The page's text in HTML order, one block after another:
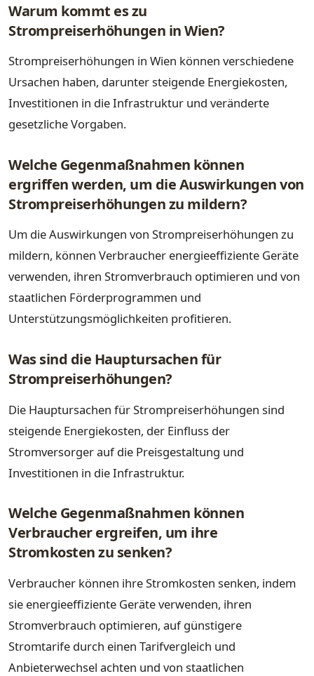
Warum kommt es zu
Strompreiserhöhungen in Wien?
Strompreiserhöhungen in Wien können verschiedene
Ursachen haben, darunter steigende Energiekosten,
Investitionen in die Infrastruktur und veränderte
gesetzliche Vorgaben.
Welche Gegenmaßnahmen können
ergriffen werden, um die Auswirkungen von
Strompreiserhöhungen zu mildern?
Um die Auswirkungen von Strompreiserhöhungen zu
mildern, können Verbraucher energieeffiziente Geräte
verwenden, ihren Stromverbrauch optimieren und von
staatlichen Förderprogrammen und
Unterstützungsmöglichkeiten profitieren.
Was sind die Hauptursachen für
Strompreiserhöhungen?
Die Hauptursachen für Strompreiserhöhungen sind
steigende Energiekosten, der Einfluss der
Stromversorger auf die Preisgestaltung und
Investitionen in die Infrastruktur.
Welche Gegenmaßnahmen können
Verbraucher ergreifen, um ihre
Stromkosten zu senken?
Verbraucher können ihre Stromkosten senken, indem
sie energieeffiziente Geräte verwenden, ihren
Stromverbrauch optimieren, auf günstigere
Stromtarife durch einen Tarifvergleich und
Anbieterwechsel achten und von staatlichen